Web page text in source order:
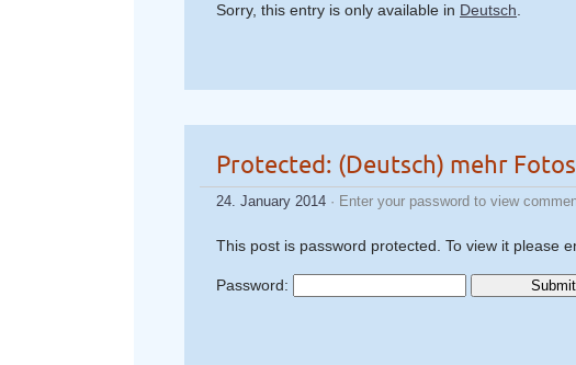
Sorry, this entry is only available in Deutsch
Protected: (Deutsch) mehr Fotos
24. January 2014 · Enter your password to view
This post is password protected. To view it please
Password: